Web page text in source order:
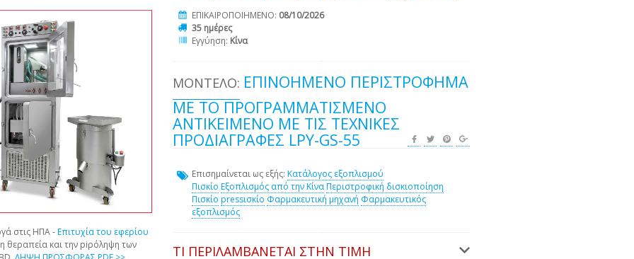
στις ΗΠΑ -Επιτυχία του εφερίου
θεραπεία και την piρόληψη των
ΕΠΙΚΑΙΡΟΠΟΙΗΜΕΝΟ: 08/10/2026
35 ημέρες
Εγγύηση: Κίνα
ΜΟΝΤΈΛΟ: ΕΠΙΝΟΗΜΈΝΟ ΠΕΡΙΣΤΡΌΦΗΜΑ
ΜΕ ΤΟ ΠΡΟΓΡΑΜΜΑΤΙΣΜΈΝΟ
ΑΝΤΙΚΕΊΜΕΝΟ ΜΕ ΤΙΣ ΤΕΧΝΙΚΈΣ
ΠΡΟΔΙΑΓΡΑΦΈΣ LPY-GS-55
Επισημαίνεται ως εξής: Κατάλογος εξοπλισμού
Πισκίο Εξοπλισμός από την ΚίναΠεριστροφική δισκιοποίηση
Πισκίο pressισκίο Φαρμακευτική μηχανή Φαρμακευτικός
εξοπλισμός
ΤΙ ΠΕΡΙΛΑΜΒΆΝΕΤΑΙ ΣΤΗΝ ΤΙΜΉ